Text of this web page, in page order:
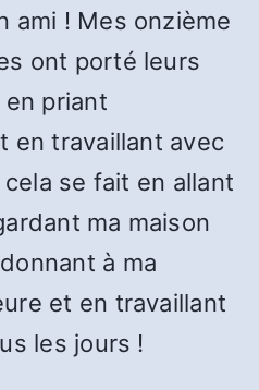
ami ! Mes onzième
ont porté leurs
priant
en travaillant avec
se fait en allant
ma maison
à ma
et en travaillant
les jours !